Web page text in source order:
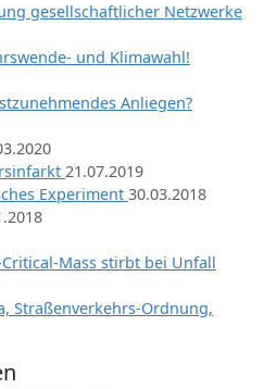
gesellschaftlicher Netzwerke
und Klimawahl!
Anliegen?
21.07.2019
Experiment 30.03.2018
Mass stirbt bei Unfall
Straßenverkehrs-Ordnung,